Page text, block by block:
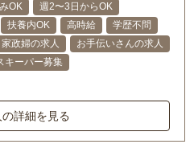
OK
週2〜3日からOK
扶養内OK 高時給
学歴不問
家政婦の求人
お手伝いさんの求人
キーパー募集
詳細を見る